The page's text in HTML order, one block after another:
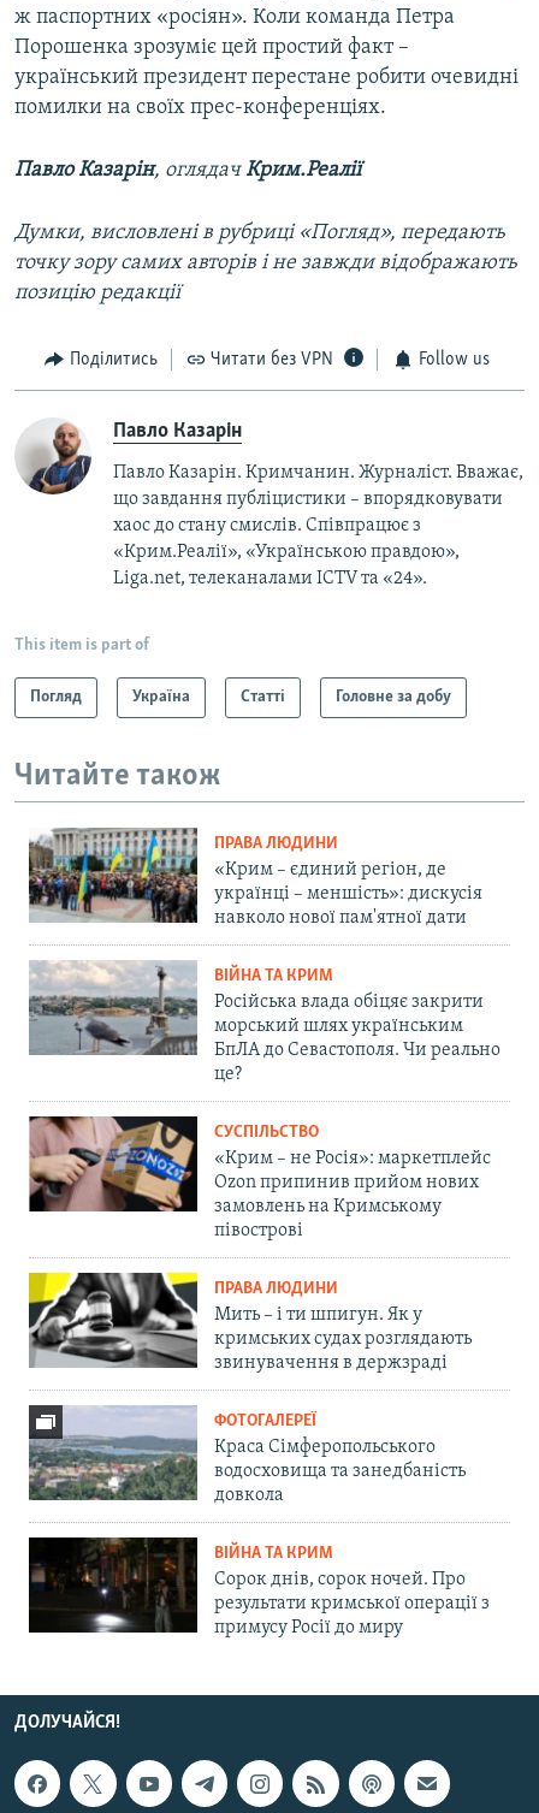
ж паспортних «росіян». Коли команда Петра
Порошенка зрозуміє цей простий факт –
український президент перестане робити очевидні
помилки на своїх прес-конференціях.
Павло Казарін, оглядачКрим.Реалії
Думки, висловлені в рубриці «Погляд», передають
точку зору самих авторів і не завжди відображають
позицію редакції
Поділитись Читати без VPN Follow us
Павло Казарін
Павло Казарін. Кримчанин. Журналіст. Вважає,
що завдання публіцистики – впорядковувати
хаос до стану смислів. Співпрацює з
«Крим.Реалії», «Українською правдою»,
Liga.net, телеканалами ICTV та «24».
This item is part of
Погляд Україна Статті Головне за добу
Читайте також
ПРАВА ЛЮДИНИ
«Крим – єдиний регіон, де
українці – меншість»: дискусія
навколо нової пам'ятної дати
ВІЙНА ТА КРИМ
Російська влада обіцяє закрити
морський шлях українським
БпЛА до Севастополя. Чи реально
це?
СУСПІЛЬСТВО
«Крим – не Росія»: маркетплейс
Ozon припинив прийом нових
замовлень на Кримському
півострові
ПРАВА ЛЮДИНИ
Мить – і ти шпигун. Як у
кримських судах розглядають
звинувачення в держзраді
ФОТОГАЛЕРЕЇ
Краса Сімферопольського
водосховища та занедбаність
довкола
ВІЙНА ТА КРИМ
Сорок днів, сорок ночей. Про
результати кримської операції з
примусу Росії до миру
ДОЛУЧАЙСЯ!